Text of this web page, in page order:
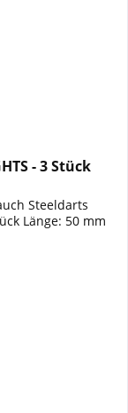
- 3 Stück
Steeldarts
Länge: 50 mm